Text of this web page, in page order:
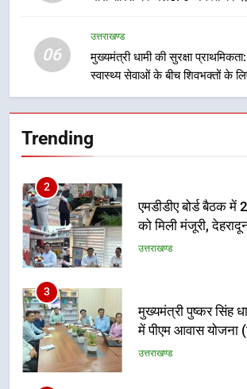
06
उत्तराखण्ड
मुख्यमंत्री धामी की सुरक्षा
स्वास्थ्य सेवाओं के बीच शिवभक्तों के
Trending
को मिली मंजूरी,
नियोजित विकास को
3
मुख्यमंत्री पुष्कर सिंह
में पीएम आवास योजना
की हुई समीक्षा
उत्तराखण्ड
4
बैरागीवाला हत्याकांड
अभियुक्त को दून पुलिस ने
गिरफ्तार
उत्तराखण्ड